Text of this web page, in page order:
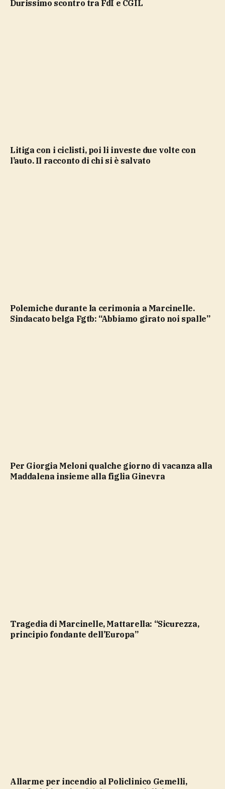
durissimo scontro tra FdI e CGIL
Litiga con i ciclisti, poi li investe due volte con
l’auto. Il racconto di chi si è salvato
Polemiche durante la cerimonia a Marcinelle.
Sindacato belga Fgtb: “Abbiamo girato noi spalle”
Per Giorgia Meloni qualche giorno di vacanza alla
Maddalena insieme alla figlia Ginevra
Tragedia di Marcinelle, Mattarella: “Sicurezza,
principio fondante dell’Europa”
Allarme per incendio al Policlinico Gemelli,